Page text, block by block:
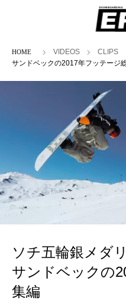
ホームVIDEOS CLIPS
サンドベックの2017年フッテージ
ソチ五輪銀メダ
サンドベックの
集編